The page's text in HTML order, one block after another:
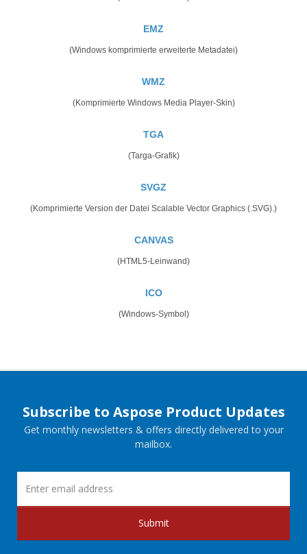
EMZ
(Windows komprimierte erweiterte Metadatei)
WMZ
(Komprimierte Windows Media Player-Skin)
TGA
(Targa-Grafik)
SVGZ
(Komprimierte Version der Datei Scalable Vector Graphics (.SVG).)
CANVAS
(HTML5-Leinwand)
ICO
(Windows-Symbol)
Subscribe to Aspose Product Updates
Get monthly newsletters & offers directly delivered to your
mailbox.
Submit